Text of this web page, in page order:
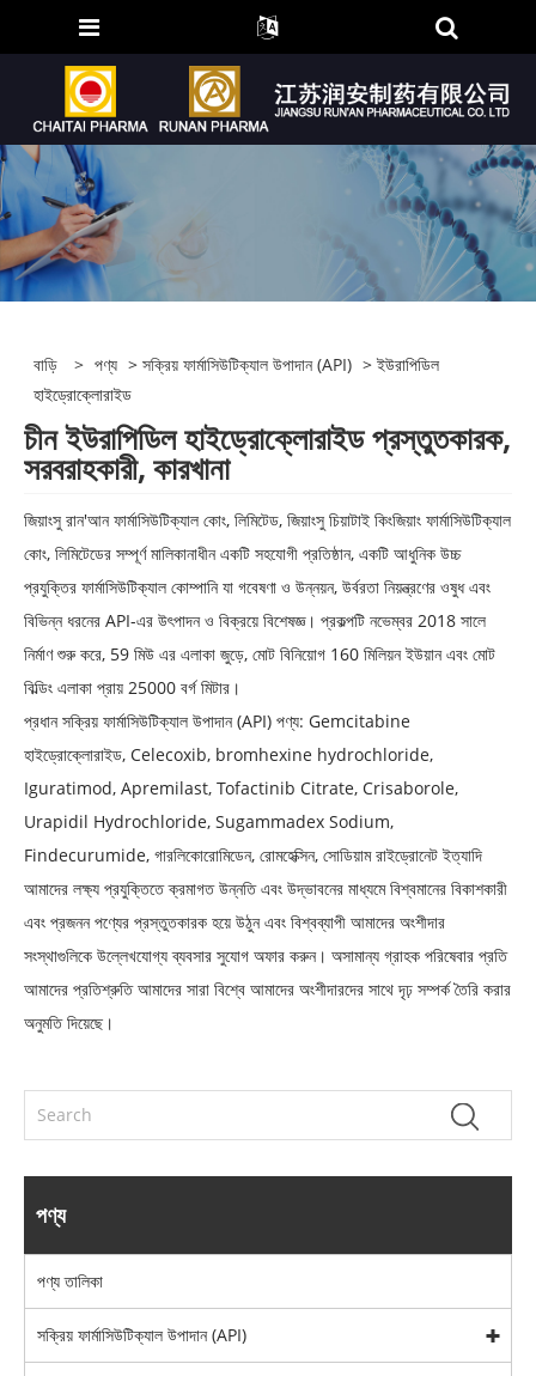
বাড়ি > পণ্য >সক্রিয় ফার্মাসিউটিক্যাল উপাদান (API) > ইউরাপিডিল
হাইড্রোক্লোরাইড
চীন ইউরাপিডিল হাইড্রোক্লোরাইড প্রস্তুতকারক,
সরবরাহকারী, কারখানা
জিয়াংসু রান'আন ফার্মাসিউটিক্যাল কোং, লিমিটেড, জিয়াংসু চিয়াটাই কিংজিয়াং ফার্মাসিউটিক্যাল
কোং, লিমিটেডের সম্পূর্ণ মালিকানাধীন একটি সহযোগী প্রতিষ্ঠান, একটি আধুনিক উচ্চ
প্রযুক্তির ফার্মাসিউটিক্যাল কোম্পানি যা গবেষণা ও উন্নয়ন, উর্বরতা নিয়ন্ত্রণের ওষুধ এবং
বিভিন্ন ধরনের API-এর উৎপাদন ও বিক্রয়ে বিশেষজ্ঞ। প্রকল্পটি নভেম্বর 2018 সালে
নির্মাণ শুরু করে, 59 মিউ এর এলাকা জুড়ে, মোট বিনিয়োগ 160 মিলিয়ন ইউয়ান এবং মোট
বিল্ডিং এলাকা প্রায় 25000 বর্গ মিটার।
প্রধান সক্রিয় ফার্মাসিউটিক্যাল উপাদান (API) পণ্য: Gemcitabine
হাইড্রোক্লোরাইড, Celecoxib, bromhexine hydrochloride,
Iguratimod, Apremilast, Tofactinib Citrate, Crisaborole,
Urapidil Hydrochloride, Sugammadex Sodium,
Findecurumide, গারলিকোরোমিডেন, রোমহেক্সিন, সোডিয়াম রাইড্রোনেট ইত্যাদি
আমাদের লক্ষ্য প্রযুক্তিতে ক্রমাগত উন্নতি এবং উদ্ভাবনের মাধ্যমে বিশ্বমানের বিকাশকারী
এবং প্রজনন পণ্যের প্রস্তুতকারক হয়ে উঠুন এবং বিশ্বব্যাপী আমাদের অংশীদার
সংস্থাগুলিকে উল্লেখযোগ্য ব্যবসার সুযোগ অফার করুন। অসামান্য গ্রাহক পরিষেবার প্রতি
আমাদের প্রতিশ্রুতি আমাদের সারা বিশ্বে আমাদের অংশীদারদের সাথে দৃঢ় সম্পর্ক তৈরি করার
অনুমতি দিয়েছে।
পণ্য
পণ্য তালিকা
সক্রিয় ফার্মাসিউটিক্যাল উপাদান (API)